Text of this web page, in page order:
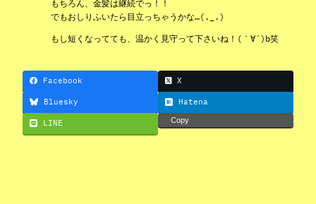
もちろん、金髪は継続でっ！！
でもおしりふいたら目立っちゃうかな…(._.)
もし短くなってても、温かく見守って下さいね！(｀∀´)b笑
Facebook X
Bluesky Hatena
LINE Copy